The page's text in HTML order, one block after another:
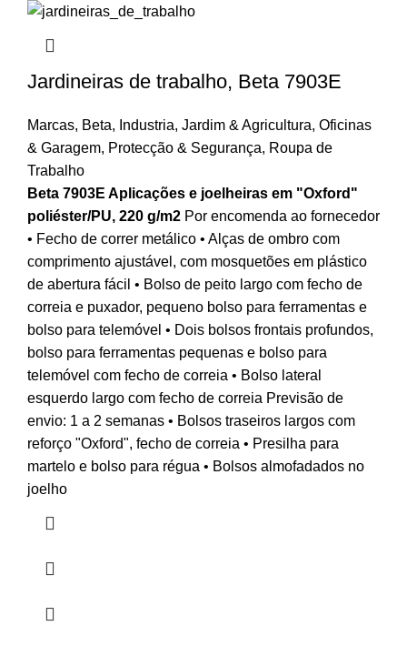
Jardineiras de trabalho, Beta 7903E
Marcas, Beta, Industria, Jardim & Agricultura, Oficinas
& Garagem, Protecção & Segurança, Roupa de
Trabalho
Beta 7903E Aplicações e joelheiras em "Oxford"
poliéster/PU, 220 g/m2 Por encomenda ao fornecedor
• Fecho de correr metálico • Alças de ombro com
comprimento ajustável, com mosquetões em plástico
de abertura fácil • Bolso de peito largo com fecho de
correia e puxador, pequeno bolso para ferramentas e
bolso para telemóvel • Dois bolsos frontais profundos,
bolso para ferramentas pequenas e bolso para
telemóvel com fecho de correia • Bolso lateral
esquerdo largo com fecho de correia Previsão de
envio: 1 a 2 semanas • Bolsos traseiros largos com
reforço "Oxford", fecho de correia • Presilha para
martelo e bolso para régua • Bolsos almofadados no
joelho